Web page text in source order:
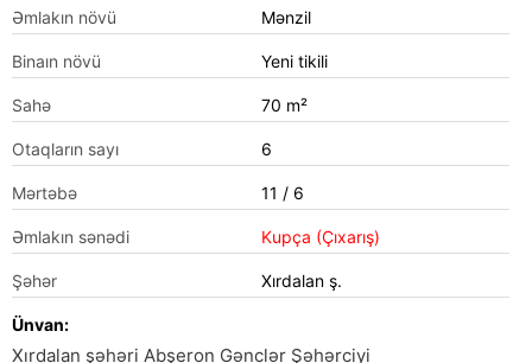
Əmlakın növü Mənzil
Binaın növü Yeni tikili
Sahə 70 m²
Otaqların sayı 6
Mərtəbə 11 / 6
Əmlakın sənədi Kupça (Çıxarış)
Şəhər Xırdalan ş.
Ünvan:
Xırdalan şəhəri Abşeron Gənclər Şəhərciyi